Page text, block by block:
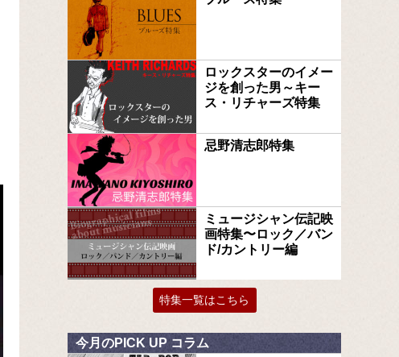
ロックスターのイメー
ジを創った男～キー
ス・リチャーズ特集
忌野清志郎特集
ミュージシャン伝記映
画特集〜ロック／バン
ド/カントリー編
特集一覧はこちら
今月のPICK UP コラム